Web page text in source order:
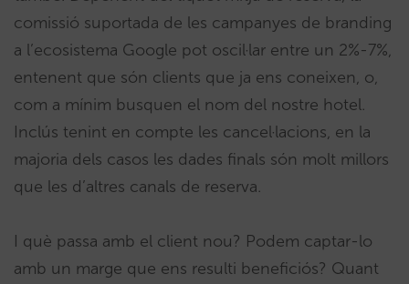
comissió suportada de les campanyes de branding
a l’ecosistema Google pot oscil·lar entre un 2%-7%,
entenent que són clients que ja ens coneixen, o,
com a mínim busquen el nom del nostre hotel.
Inclús tenint en compte les cancel·lacions, en la
majoria dels casos les dades finals són molt millors
que les d’altres canals de reserva.
I què passa amb el client nou? Podem captar-lo
amb un marge que ens resulti beneficiós? Quant